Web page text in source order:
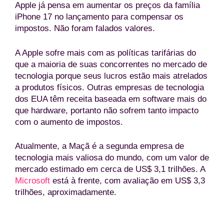
Apple já pensa em aumentar os preços da família
iPhone 17 no lançamento para compensar os
impostos. Não foram falados valores.
A Apple sofre mais com as políticas tarifárias do
que a maioria de suas concorrentes no mercado de
tecnologia porque seus lucros estão mais atrelados
a produtos físicos. Outras empresas de tecnologia
dos EUA têm receita baseada em software mais do
que hardware, portanto não sofrem tanto impacto
com o aumento de impostos.
Atualmente, a Maçã é a segunda empresa de
tecnologia mais valiosa do mundo, com um valor de
mercado estimado em cerca de US$ 3,1 trilhões. A
Microsoft está à frente, com avaliação em US$ 3,3
trilhões, aproximadamente.